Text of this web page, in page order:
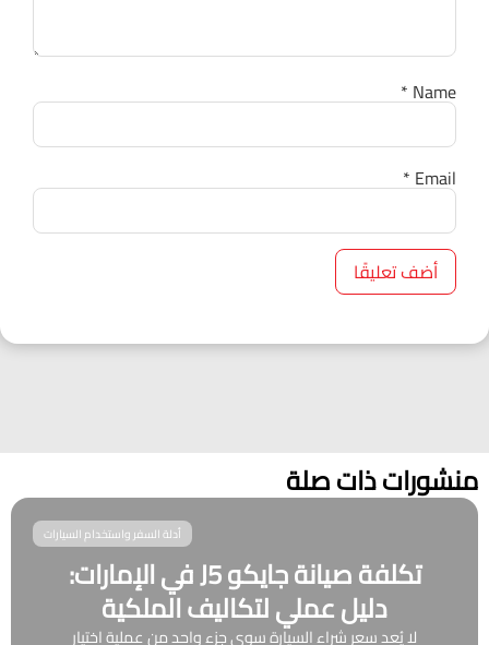
Name
*
Email
*
منشورات ذات صلة
أدلة السفر واستخدام السيارات
تكلفة صيانة جايكو J5 في الإمارات:
دليل عملي لتكاليف الملكية
لا يُعد سعر شراء السيارة سوى جزء واحد من عملية اختيار